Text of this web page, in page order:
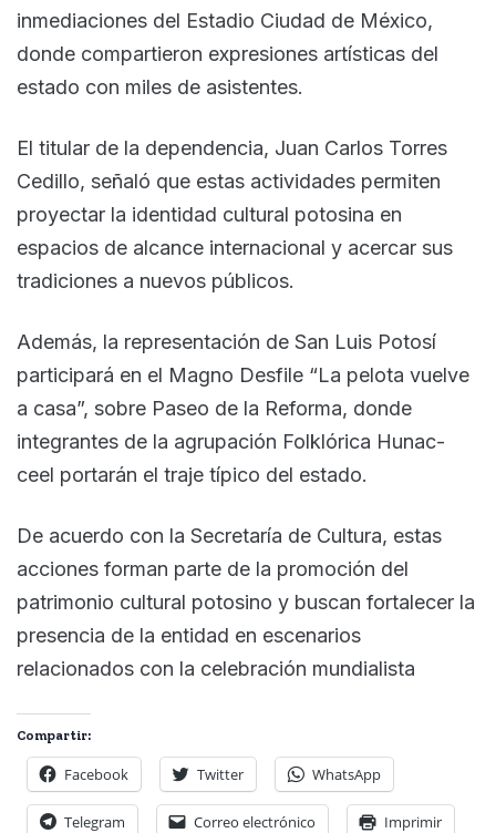
inmediaciones del Estadio Ciudad de México,
donde compartieron expresiones artísticas del
estado con miles de asistentes.
El titular de la dependencia, Juan Carlos Torres
Cedillo, señaló que estas actividades permiten
proyectar la identidad cultural potosina en
espacios de alcance internacional y acercar sus
tradiciones a nuevos públicos.
Además, la representación de San Luis Potosí
participará en el Magno Desfile “La pelota vuelve
a casa”, sobre Paseo de la Reforma, donde
integrantes de la agrupación Folklórica Hunac-
ceel portarán el traje típico del estado.
De acuerdo con la Secretaría de Cultura, estas
acciones forman parte de la promoción del
patrimonio cultural potosino y buscan fortalecer la
presencia de la entidad en escenarios
relacionados con la celebración mundialista
Compartir:
Facebook Twitter WhatsApp
Telegram Correo electrónico Imprimir